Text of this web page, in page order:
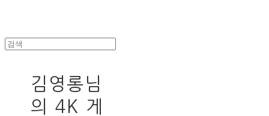
김영롱님
의 4K 게